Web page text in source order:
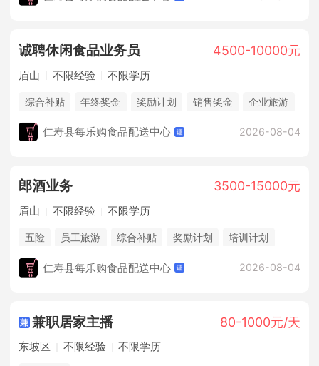
诚聘休闲食品业务员 4500-10000元
眉山 不限经验 不限学历
综合补贴 年终奖金 奖励计划 销售奖金 企业旅游
仁寿县每乐购食品配送中心 2026-08-04
郎酒业务 3500-15000元
眉山 不限经验 不限学历
五险 员工旅游 综合补贴 奖励计划 培训计划
仁寿县每乐购食品配送中心 2026-08-04
兼职居家主播 80-1000元/天
东坡区 不限经验 不限学历